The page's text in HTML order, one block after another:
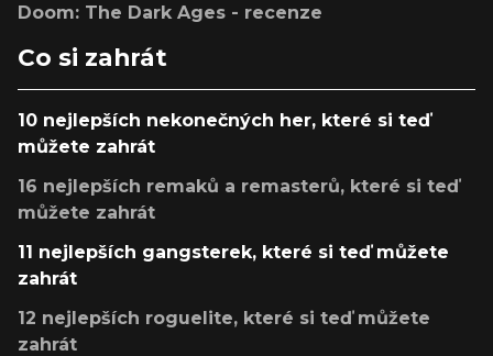
Doom: The Dark Ages - recenze
Co si zahrát
10 nejlepších nekonečných her, které si teď
můžete zahrát
16 nejlepších remaků a remasterů, které si teď
můžete zahrát
11 nejlepších gangsterek, které si teď můžete
zahrát
12 nejlepších roguelite, které si teď můžete
zahrát